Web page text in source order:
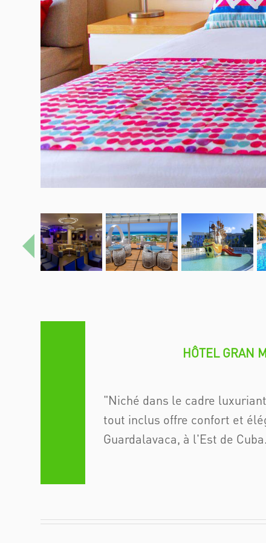
Précédent
HÔTEL GRAN
Niché dans le cadre
tout inclus offre confort et
Guardalavaca, à l'Est de Cuba.